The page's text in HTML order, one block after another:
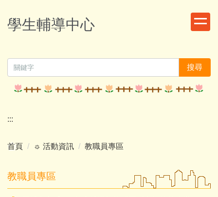
到
主
區
學生輔導中心
搜尋
:::
首頁 ☼ 活動資訊 教職員專區
教職員專區